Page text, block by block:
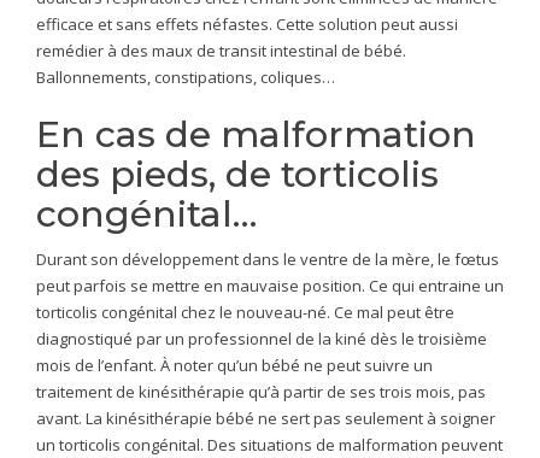
efficace et sans effets néfastes. Cette solution peut aussi
remédier à des maux de transit intestinal de bébé.
Ballonnements, constipations, coliques…
En cas de malformation
des pieds, de torticolis
congénital…
Durant son développement dans le ventre de la mère, le fœtus
peut parfois se mettre en mauvaise position. Ce qui entraine un
torticolis congénital chez le nouveau-né. Ce mal peut être
diagnostiqué par un professionnel de la kiné dès le troisième
mois de l’enfant. À noter qu’un bébé ne peut suivre un
traitement de kinésithérapie qu’à partir de ses trois mois, pas
avant. La kinésithérapie bébé ne sert pas seulement à soigner
un torticolis congénital. Des situations de malformation peuvent